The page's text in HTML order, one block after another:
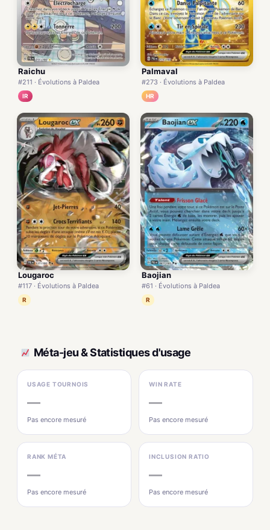
Raichu
#211 · Évolutions à Paldea
IR
Palmaval
#273 · Évolutions à Paldea
HR
Lougaroc
#117 · Évolutions à Paldea
R
Baojian
#61 · Évolutions à Paldea
R
Méta-jeu & Statistiques d'usage
USAGE TOURNOIS
—
Pas encore mesuré
WIN RATE
—
Pas encore mesuré
RANK MÉTA
—
Pas encore mesuré
INCLUSION RATIO
—
Pas encore mesuré